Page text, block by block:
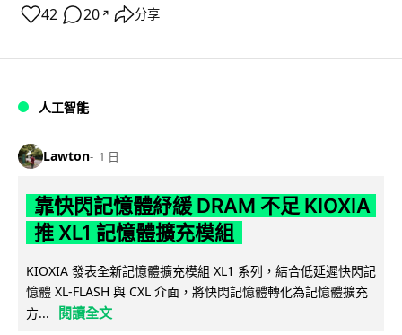
42 20 ↗ 分享
人工智能
Lawton 1 日
靠快閃記憶體紓緩 DRAM 不足 KIOXIA
推 XL1 記憶體擴充模組
KIOXIA 發表全新記憶體擴充模組 XL1 系列，結合低延遲快閃記
憶體 XL-FLASH 與 CXL 介面，將快閃記憶體轉化為記憶體擴充
方...
閱讀全文